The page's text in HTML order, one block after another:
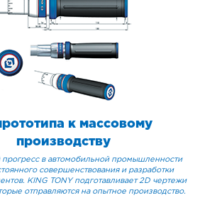
к массовому
производству
в автомобильной промышленности
совершенствования и разработки
KING TONY подготавливает 2D чертежи
отправляются на опытное производство.